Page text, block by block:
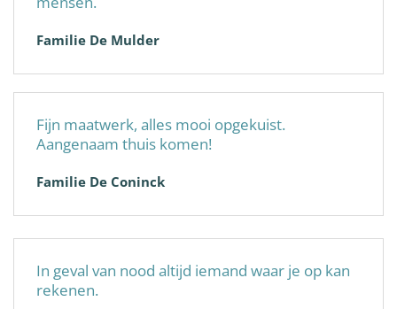
Familie De Mulder
Fijn maatwerk, alles mooi opgekuist.
Aangenaam thuis komen!
Familie De Coninck
In geval van nood altijd iemand waar je op kan
rekenen.